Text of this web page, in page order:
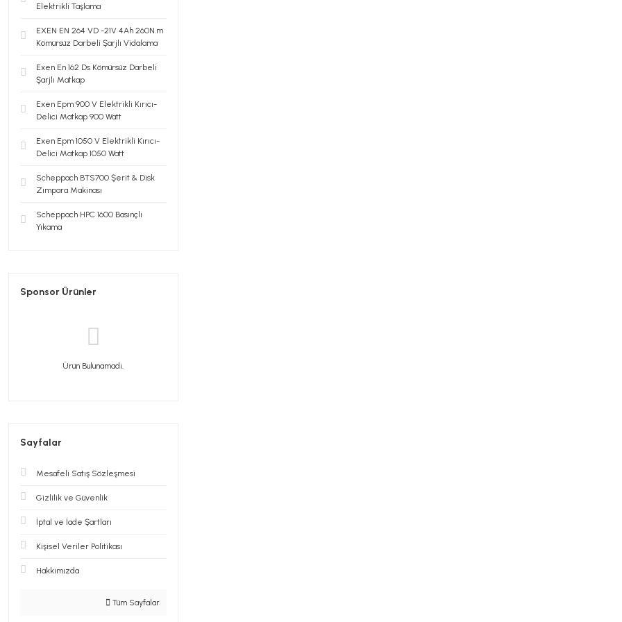
Elektrikli Taşlama
EXEN EN 264 VD -21V 4Ah 260N.m
Kömürsüz Darbeli Şarjlı Vidalama
Exen En 162 Ds Kömürsüz Darbeli
Şarjlı Matkap
Exen Epm 900 V Elektrikli Kırıcı-
Delici Matkap 900 Watt
Exen Epm 1050 V Elektrikli Kırıcı-
Delici Matkap 1050 Watt
Scheppach BTS700 Şerit & Disk
Zımpara Makinası
Scheppach HPC 1600 Basınçlı
Yıkama
Sponsor Ürünler
Ürün Bulunamadı.
Sayfalar
Mesafeli Satış Sözleşmesi
Gizlilik ve Güvenlik
İptal ve İade Şartları
Kişisel Veriler Politikası
Hakkımızda
Tüm Sayfalar